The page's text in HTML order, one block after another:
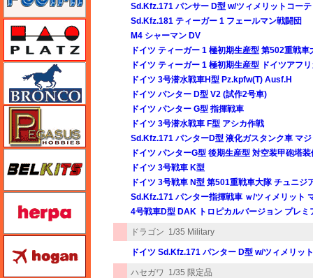
Sd.Kfz.171 パンサー D型 w/ツィメリットコー
Sd.Kfz.181 ティーガー 1 フェールマン戦闘団
M4 シャーマン DV
ドイツ ティーガー 1 極初期生産型 第502重戦
ドイツ ティーガー 1 極初期生産型 ドイツアフ
ドイツ 3号潜水戦車H型 Pz.kpfw(T) Ausf.H
ドイツ パンター D型 V2 (試作2号車)
ドイツ パンター G型 指揮戦車
ドイツ 3号潜水戦車 F型 アシカ作戦
Sd.Kfz.171 パンターD型 液化ガスタンク車 マ
ドイツ パンターG型 後期生産型 対空装甲砲塔装
ドイツ 3号戦車 K型
ドイツ 3号戦車 N型 第501重戦車大隊 チュニジ
Sd.Kfz.171 パンター指揮戦車 ｗ/ツィメリット
4号戦車D型 DAK トロピカルバージョン プレ
ドラゴン 1/35 Military
ドイツ Sd.Kfz.171 パンター D型 w/ツィメリッ
ハセガワ 1/35 限定品
ブロンコモデル（Bronco Models）
ペガサスホビー
ヘルパ（herpa）
ホーガンウイングス